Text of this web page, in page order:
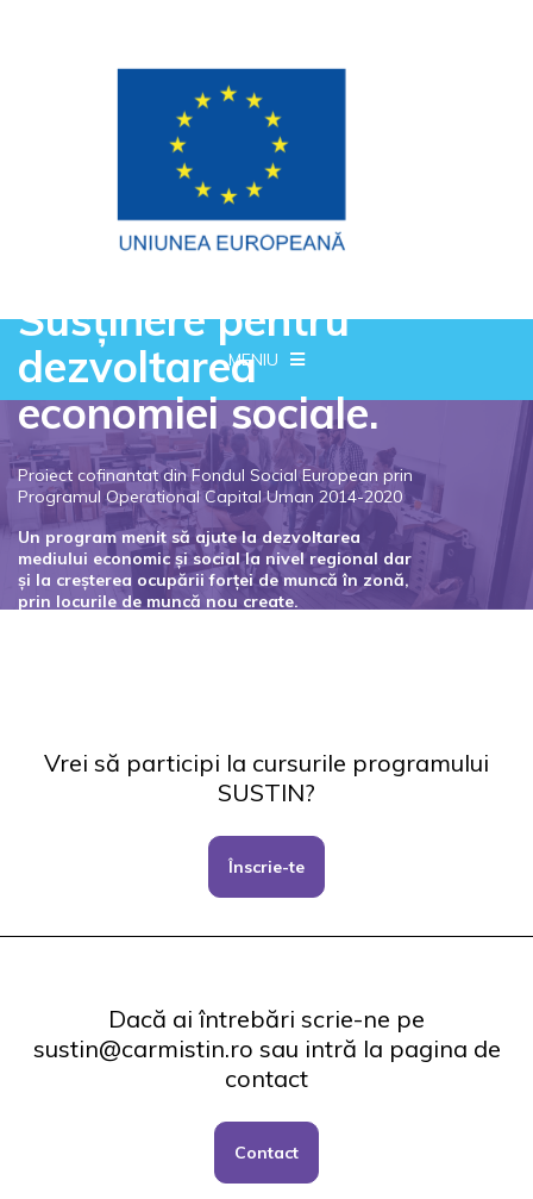
MENIU
Susținere pentru
dezvoltarea
economiei sociale.
Proiect cofinantat din Fondul Social European prin
Programul Operational Capital Uman 2014-2020
Un program menit să ajute la dezvoltarea
mediului economic și social la nivel regional dar
și la creșterea ocupării forței de muncă în zonă,
prin locurile de muncă nou create.
Vrei să participi la cursurile programului
SUSTIN?
Înscrie-te
Dacă ai întrebări scrie-ne pe
sustin@carmistin.ro sau intră la pagina de
contact
Contact